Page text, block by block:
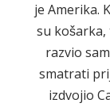
je Amerika.
su
razvio
smatrati
izdvojio